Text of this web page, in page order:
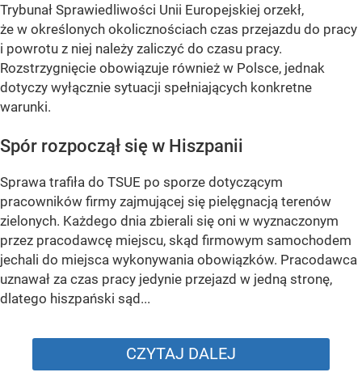
Trybunał Sprawiedliwości Unii Europejskiej orzekł,
że w określonych okolicznościach czas przejazdu do pracy
i powrotu z niej należy zaliczyć do czasu pracy.
Rozstrzygnięcie obowiązuje również w Polsce, jednak
dotyczy wyłącznie sytuacji spełniających konkretne
warunki.
Spór rozpoczął się w Hiszpanii
Sprawa trafiła do TSUE po sporze dotyczącym
pracowników firmy zajmującej się pielęgnacją terenów
zielonych. Każdego dnia zbierali się oni w wyznaczonym
przez pracodawcę miejscu, skąd firmowym samochodem
jechali do miejsca wykonywania obowiązków. Pracodawca
uznawał za czas pracy jedynie przejazd w jedną stronę,
dlatego hiszpański sąd...
CZYTAJ DALEJ